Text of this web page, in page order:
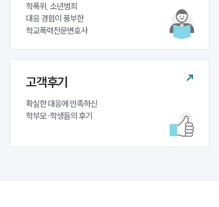
학폭위, 소년범죄
대응 경험이 풍부한
학교폭력전문변호사
고객후기
확실한 대응에 만족하신
학부모·학생들의 후기